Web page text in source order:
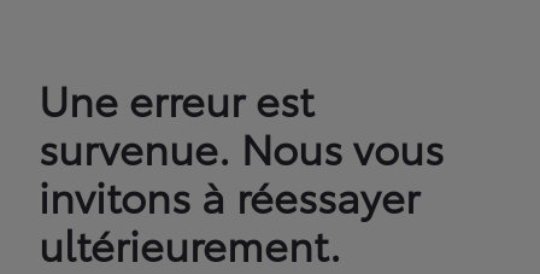
Une erreur est
survenue. Nous vous
invitons à réessayer
ultérieurement.